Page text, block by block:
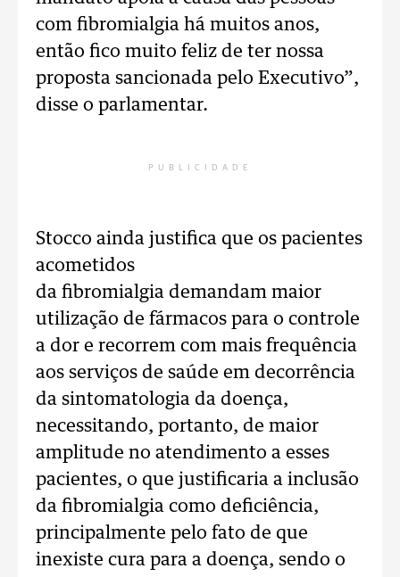
com fibromialgia há muitos anos,
então fico muito feliz de ter nossa
proposta sancionada pelo Executivo”,
disse o parlamentar.
PUBLICIDADE
Stocco ainda justifica que os pacientes
acometidos
da fibromialgia demandam maior
utilização de fármacos para o controle
a dor e recorrem com mais frequência
aos serviços de saúde em decorrência
da sintomatologia da doença,
necessitando, portanto, de maior
amplitude no atendimento a esses
pacientes, o que justificaria a inclusão
da fibromialgia como deficiência,
principalmente pelo fato de que
inexiste cura para a doença, sendo o